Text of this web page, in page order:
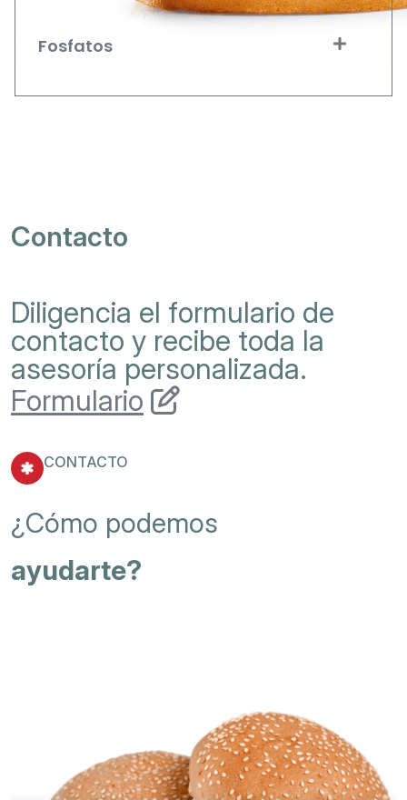
Fosfatos
Contacto
Diligencia el formulario de
contacto y recibe toda la
asesoría personalizada.
Formulario
CONTACTO
¿Cómo podemos
ayudarte?